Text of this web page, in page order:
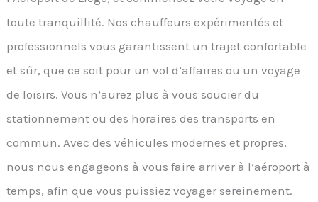
toute tranquillité. Nos chauffeurs expérimentés et
professionnels vous garantissent un trajet confortable
et sûr, que ce soit pour un vol d’affaires ou un voyage
de loisirs. Vous n’aurez plus à vous soucier du
stationnement ou des horaires des transports en
commun. Avec des véhicules modernes et propres,
nous nous engageons à vous faire arriver à l’aéroport à
temps, afin que vous puissiez voyager sereinement.